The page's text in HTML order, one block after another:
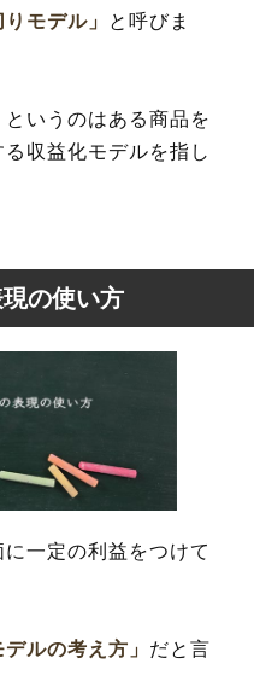
りモデル」
と呼びま
というのはある商品を
収益化モデルを指し
現の使い方
一定の利益をつけて
デルの考え方」 だと言